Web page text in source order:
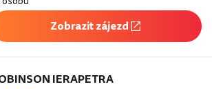
Zobrazit zájezd
IERAPETRA